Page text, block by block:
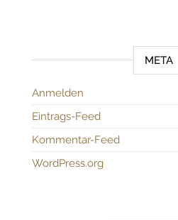
META
Anmelden
Eintrags-Feed
Kommentar-Feed
WordPress.org